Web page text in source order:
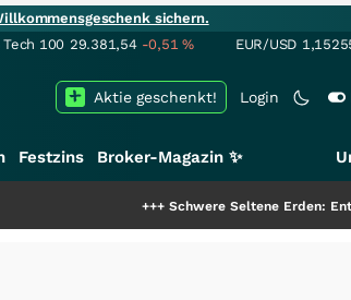
sichern.
Tech 100 29.381,54 -0,51% EUR/USD
Login
Aktie geschenkt!
Festzins Broker-Magazin ✨
Schwere Seltene Erden: Entsteht hier